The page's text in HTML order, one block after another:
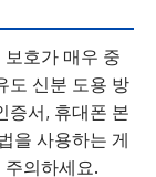
호가 매우 중
도 신분 도용 방
증서, 휴대폰 본
을 사용하는 게
의하세요.